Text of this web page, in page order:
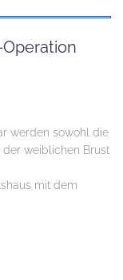
werden sowohl die
weiblichen Brust
mit dem